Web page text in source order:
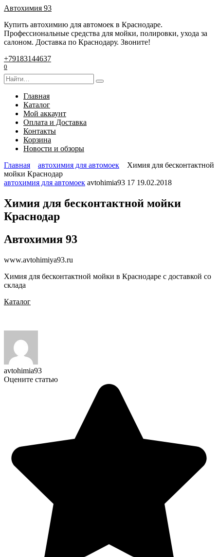
Перейти
содержанию
Автохимия 93
Купить автохимию для автомоек в Краснодаре.
Профессиональные средства для мойки, полировки, ухода за
салоном. Доставка по Краснодару. Звоните!
+79183144637
0
Search
for:
Главная
Каталог
Мой аккаунт
Оплата и Доставка
Контакты
Корзина
Новости и обзоры
Главная
автохимия для автомоек
Химия для бесконтактной
мойки Краснодар
автохимия для автомоек avtohimia93 17 19.02.2018
Химия для бесконтактной мойки
Краснодар
Автохимия 93
www.avtohimiya93.ru
Химия для бесконтактной мойки в Краснодаре с доставкой со
склада
Каталог
avtohimia93
Оцените статью